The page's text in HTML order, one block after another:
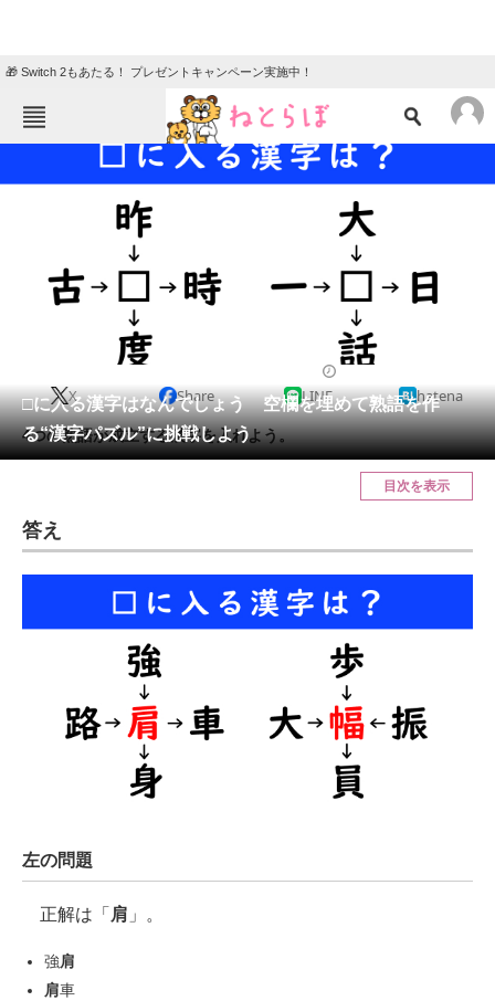
🎁 Switch 2もあたる！ プレゼントキャンペーン実施中！
ねとらぼメニュー
TOP ニュース
会員記事
メディア
ITの今と未来を見通す
スマホと通信の最新トレンド
好きが集まる 比べて選べる
ビジネスと働き方のヒント
AI活用のいまが分かる
マーケ×ITの今がよく分かる
ITエンジニア向け専門サイト
□に入る漢字はなんでしょう 空欄を埋めて熟語を作
る“漢字パズル”に挑戦しよう
X Share LINE hatena
4つの熟語が成立する漢字を入れよう。
目次を表示
答え
左の問題
正解は「 肩 」。
強肩
肩車